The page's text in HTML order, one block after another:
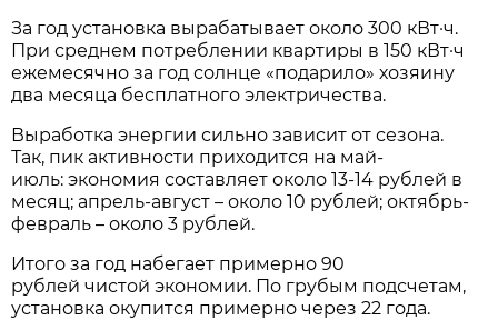
За год установка вырабатывает около 300 кВт·ч.
При среднем потреблении квартиры в 150 кВт·ч
ежемесячно за год солнце «подарило» хозяину
два месяца бесплатного электричества.
Выработка энергии сильно зависит от сезона.
Так, пик активности приходится на май-
июль: экономия составляет около 13-14 рублей в
месяц; апрель-август – около 10 рублей; октябрь-
февраль – около 3 рублей.
Итого за год набегает примерно 90
рублей чистой экономии. По грубым подсчетам,
установка окупится примерно через 22 года.